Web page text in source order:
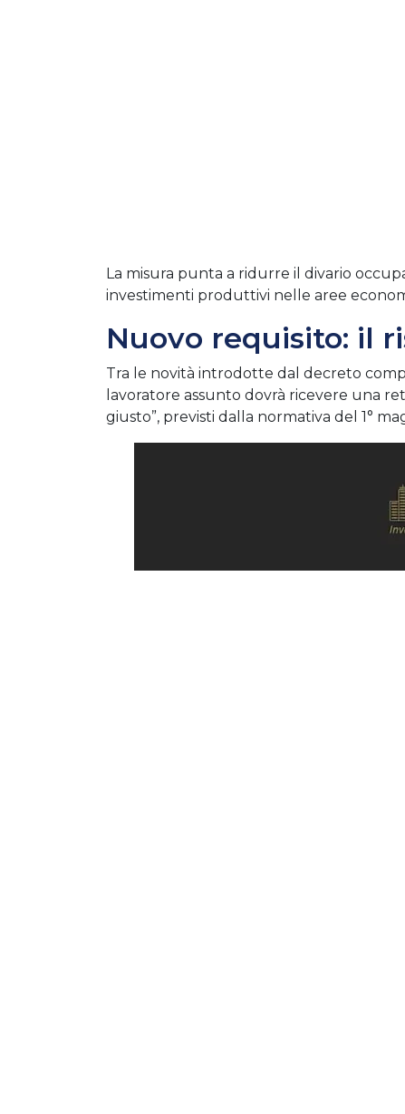
La misura punta a ridurre il divario
investimenti produttivi nelle aree
Nuovo requisito: il
Tra le novità introdotte dal decreto
lavoratore assunto dovrà ricevere una
giusto”, previsti dalla normativa del 1°